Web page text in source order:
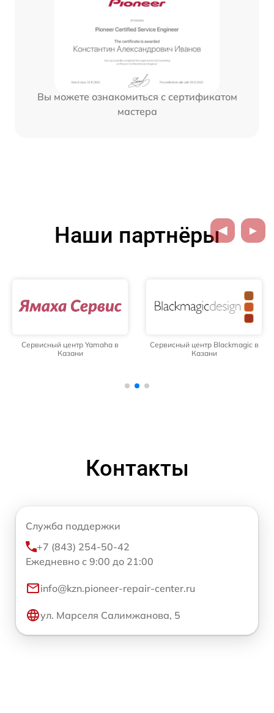
Вы можете ознакомиться с сертификатом
мастера
Наши партнёры
Сервисный центр Yamaha в
Казани
Сервисный центр Blackmagic в
Казани
Контакты
Служба поддержки
+7 (843) 254-50-42
Ежедневно с 9:00 до 21:00
info@kzn.pioneer-repair-center.ru
ул. Марселя Салимжанова, 5